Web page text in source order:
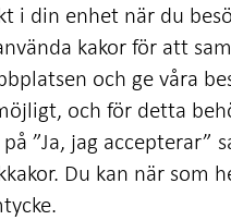
i din enhet när du
kakor för att
och ge våra
och för detta
”Ja, jag accepterar”
Du kan när som